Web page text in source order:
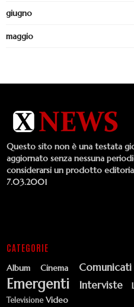
giugno
maggio
Questo sito non è una testata
aggiornato senza nessuna
considerarsi un prodotto
7.03.2001
CATEGORIE
Album Cinema Comunicati
Emergenti Interviste
Televisione Video